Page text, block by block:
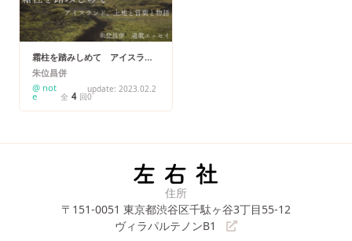
霜柱を踏みしめて アイスラン
ド、土地と言葉と物語
朱位昌併
@ not
e 全 4 回
update: 2023.02.2
0
住所
〒151-0051 東京都渋谷区千駄ヶ谷3丁目55-12
ヴィラパルテノンB1